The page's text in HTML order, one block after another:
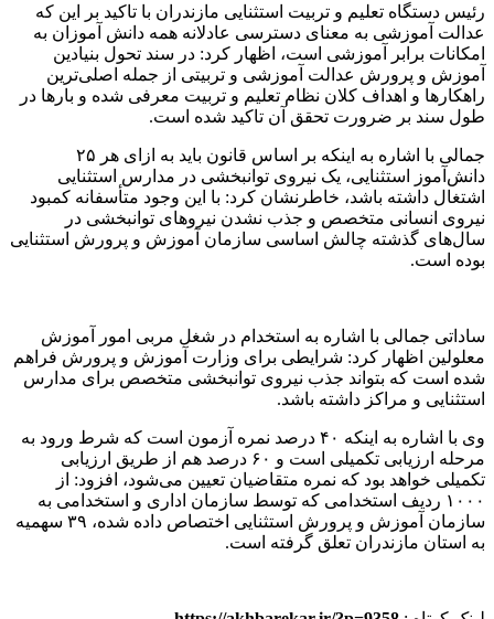
رئیس دستگاه تعلیم و تربیت استثنایی مازندران با تاکید بر این که
عدالت آموزشی به معنای دسترسی عادلانه همه دانش آموزان به
امکانات برابر آموزشی است، اظهار کرد: در سند تحول بنیادین
آموزش و پرورش عدالت آموزشی و تربیتی از جمله اصلی‌ترین
راهکارها و اهداف کلان نظام تعلیم و تربیت معرفی شده و بارها در
طول سند بر ضرورت تحقق آن تاکید شده است.
جمالی با اشاره به اینکه بر اساس قانون باید به ازای هر ۲۵
دانش‌آموز استثنایی، یک نیروی توانبخشی در مدارس استثنایی
اشتغال داشته باشد، خاطرنشان کرد: با این وجود متأسفانه کمبود
نیروی انسانی متخصص و جذب نشدن نیروهای توانبخشی در
سال‌های گذشته چالش اساسی سازمان آموزش و پرورش استثنایی
بوده است.
ساداتی جمالی با اشاره به استخدام در شغل مربی امور آموزش
معلولین اظهار کرد: شرایطی برای وزارت آموزش و پرورش فراهم
شده است که بتواند جذب نیروی توانبخشی متخصص برای مدارس
استثنایی و مراکز داشته باشد.
وی با اشاره به اینکه ۴۰ درصد نمره آزمون است که شرط ورود به
مرحله ارزیابی تکمیلی است و ۶۰ درصد هم از طریق ارزیابی
تکمیلی خواهد بود که نمره متقاضیان تعیین می‌شود، افزود: از
۱۰۰۰ ردیف استخدامی که توسط سازمان اداری و استخدامی به
سازمان آموزش و پرورش استثنایی اختصاص داده شده، ۳۹ سهمیه
به استان مازندران تعلق گرفته است.